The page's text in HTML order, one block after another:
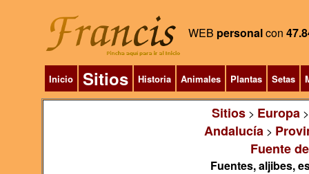
WEB personalcon
Inicio Sitios Historia Animales Plantas Setas
Sitios> Europa
Andalucía>
Fuente
Fuentes, aljibes,